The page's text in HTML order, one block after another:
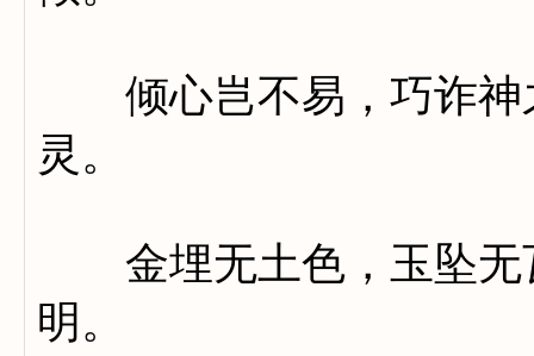
倾心岂不易，巧诈神
灵。
金埋无土色，玉坠无
明。